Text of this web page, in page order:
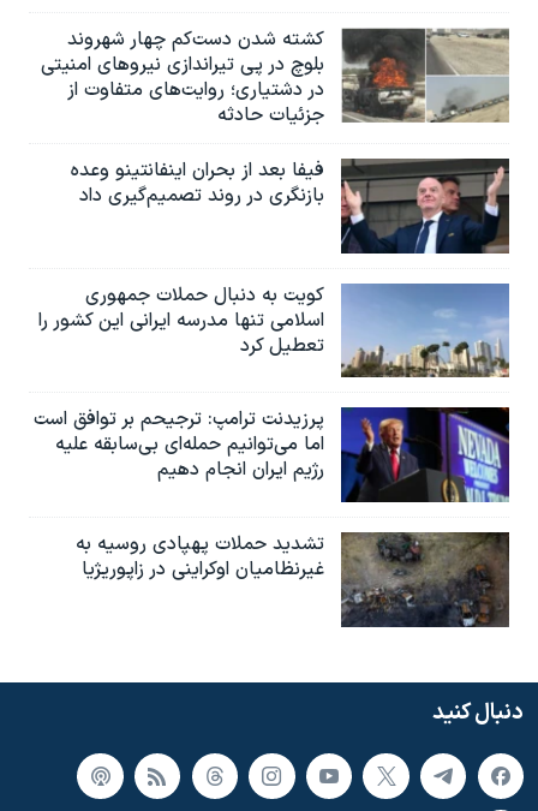
کشته شدن دست‌کم چهار شهروند
بلوچ در پی تیراندازی نیروهای امنیتی
در دشتیاری؛ روایت‌های متفاوت از
جزئیات حادثه
فیفا بعد از بحران اینفانتینو وعده
بازنگری در روند تصمیم‌گیری داد
کویت به دنبال حملات جمهوری
اسلامی تنها مدرسه ایرانی این کشور را
تعطیل کرد
پرزیدنت ترامپ: ترجیحم بر توافق است
اما می‌توانیم حمله‌ای بی‌سابقه علیه
رژیم ایران انجام دهیم
تشدید حملات پهپادی روسیه به
غیرنظامیان اوکراینی در زاپوریژیا
دنبال کنید